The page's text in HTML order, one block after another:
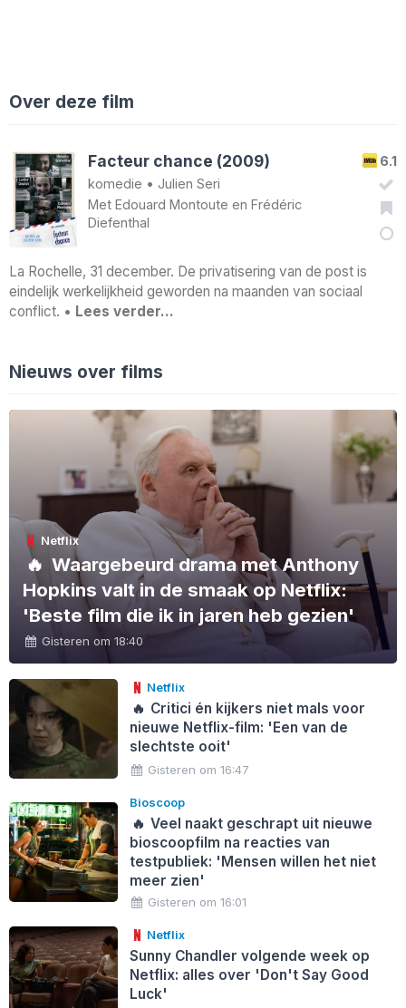
Over deze film
6.1
Facteur chance (2009)
komedie • Julien Seri
Met Edouard Montoute en Frédéric
Diefenthal
La Rochelle, 31 december. De privatisering van de post is
eindelijk werkelijkheid geworden na maanden van sociaal
conflict. • Lees verder…
Nieuws over films
Netflix
🔥 Waargebeurd drama met Anthony
Hopkins valt in de smaak op Netflix:
'Beste film die ik in jaren heb gezien'
Gisteren om 18:40
Netflix
🔥 Critici én kijkers niet mals voor
nieuwe Netflix-film: 'Een van de
slechtste ooit'
Gisteren om 16:47
Bioscoop
🔥 Veel naakt geschrapt uit nieuwe
bioscoopfilm na reacties van
testpubliek: 'Mensen willen het niet
meer zien'
Gisteren om 16:01
Netflix
Sunny Chandler volgende week op
Netflix: alles over 'Don't Say Good
Luck'